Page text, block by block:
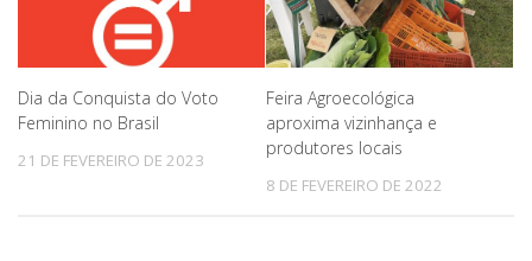
Dia da Conquista do Voto
Feminino no Brasil
21 DE FEVEREIRO DE 2023
Feira Agroecológica
aproxima vizinhança e
produtores locais
8 DE FEVEREIRO DE 2022